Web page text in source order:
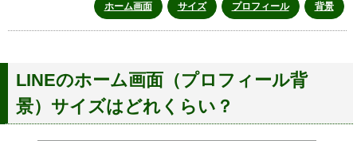
ホーム画面
サイズ プロフィール 背景
LINEのホーム画面（プロフィール背
景）サイズはどれくらい？